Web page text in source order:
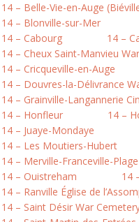
14 – Belle-Vie-en-Auge
14 – Blonville-sur-Mer
14 – Cabourg
14 –
14 – Cheux Saint-Manvieu
14 – Cricqueville-en-Auge
14 – Douvres-la-Délivrance
14 – Grainville-Langannerie
14 – Honfleur
14 –
14 – Juaye-Mondaye
14 – Les Moutiers-Hubert
14 – Merville-Franceville-Plage
14 – Ouistreham
14
14 – Ranville Église de
14 – Saint Désir War